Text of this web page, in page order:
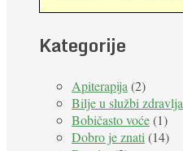
Kategorije
Apiterapija (2)
Bilje u službi zdravlja
Bobičasto voće(1)
Dobro je znati (14)